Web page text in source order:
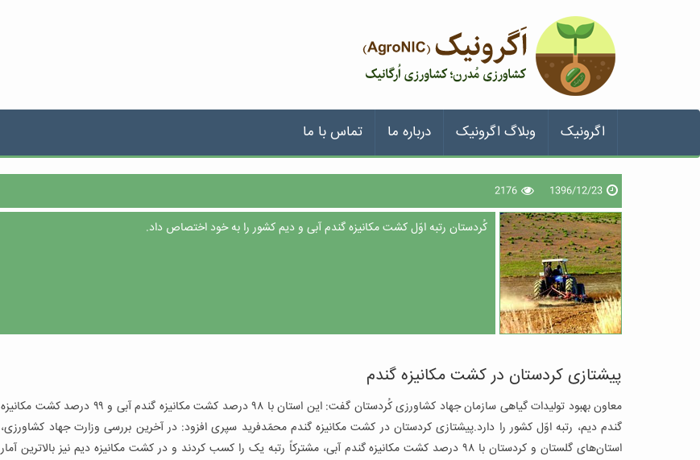
اگرونیک وبلاگ اگرونیک درباره ما تماس با ما
1396/12/23
2176
کُردستان رتبه اوّل کشت مکانیزه گندم آبی و دیم کشور را به خود اختصاص داد.
پیشتازی کردستان در کشت مکانیزه گندم
معاون بهبود تولیدات گیاهی سازمان جهاد کشاورزی کُردستان گفت: این استان با ۹۸ درصد کشت مکانیزه گندم آبی و ۹۹ درصد کشت مکانیزه
گندم دیم، رتبه اوّل کشور را دارد.پیشتازی کردستان در کشت مکانیزه گندم محمّدفرید سپری افزود: در آخرین بررسی وزارت جهاد کشاورزی،
استان‌های گلستان و کردستان با ۹۸ درصد کشت مکانیزه گندم آبی، مشترکاً رتبه یک را کسب کردند و در کشت مکانیزه دیم نیز بالاترین آمار